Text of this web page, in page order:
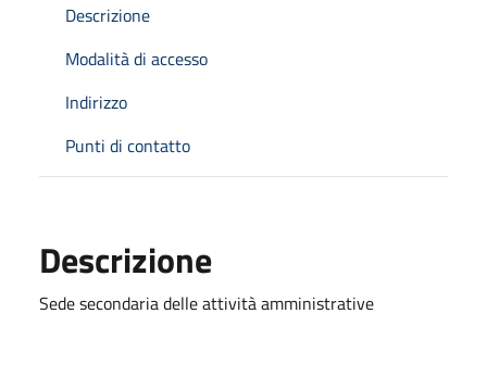
Descrizione
Modalità di accesso
Indirizzo
Punti di contatto
Descrizione
Sede secondaria delle attività amministrative